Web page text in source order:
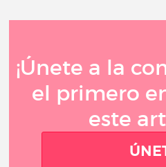
¡Únete a la
el primero
este